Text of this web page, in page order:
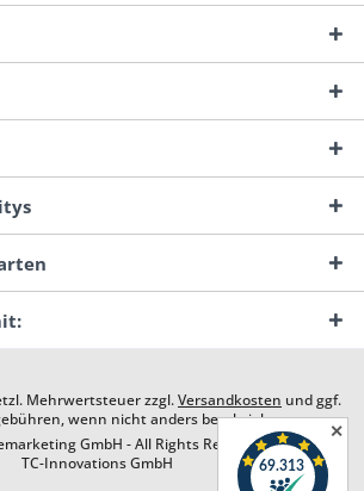
Mehrwertsteuer zzgl.Versandkosten und ggf.
wenn nicht anders beschrieben
GmbH - All Rights Reserved. Design by
TC-Innovations GmbH
✕